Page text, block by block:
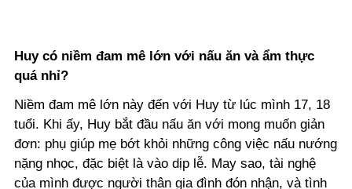
Huy có niềm đam mê lớn với nấu ăn và ẩm thực
quá nhỉ?
Niềm đam mê lớn này đến với Huy từ lúc mình 17, 18
tuổi. Khi ấy, Huy bắt đầu nấu ăn với mong muốn giản
đơn: phụ giúp mẹ bớt khỏi những công việc nấu nướng
nặng nhọc, đặc biệt là vào dịp lễ. May sao, tài nghệ
của mình được người thân gia đình đón nhận, và tình